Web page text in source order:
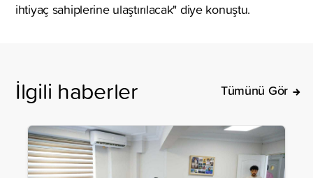
ihtiyaç sahiplerine ulaştırılacak" diye konuştu.
İlgili haberler Tümünü Gör